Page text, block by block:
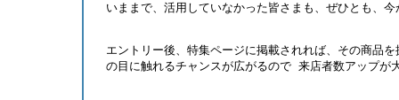
いままで、活用していなかった皆さまも、ぜひとも、今
エントリー後、特集ページに掲載されれば、その商品を
の目に触れるチャンスが広がるので 来店者数アップ